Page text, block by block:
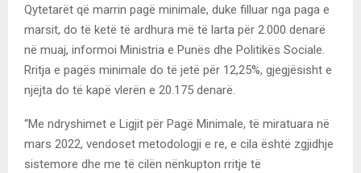
Qytetarët që marrin pagë minimale, duke filluar nga paga e
marsit, do të ketë të ardhura më të larta për 2.000 denarë
në muaj, informoi Ministria e Punës dhe Politikës Sociale.
Rritja e pagës minimale do të jetë për 12,25%, gjegjësisht e
njëjta do të kapë vlerën e 20.175 denarë.
“Me ndryshimet e Ligjit për Pagë Minimale, të miratuara në
mars 2022, vendoset metodologji e re, e cila është zgjidhje
sistemore dhe me të cilën nënkupton rritje të